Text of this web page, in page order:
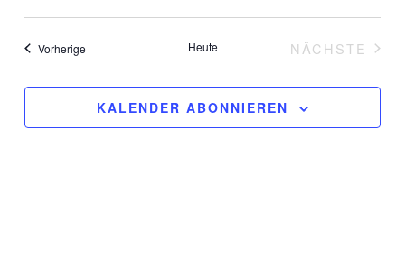
Vorherige Heute
NÄCHSTE
KALENDER ABONNIEREN